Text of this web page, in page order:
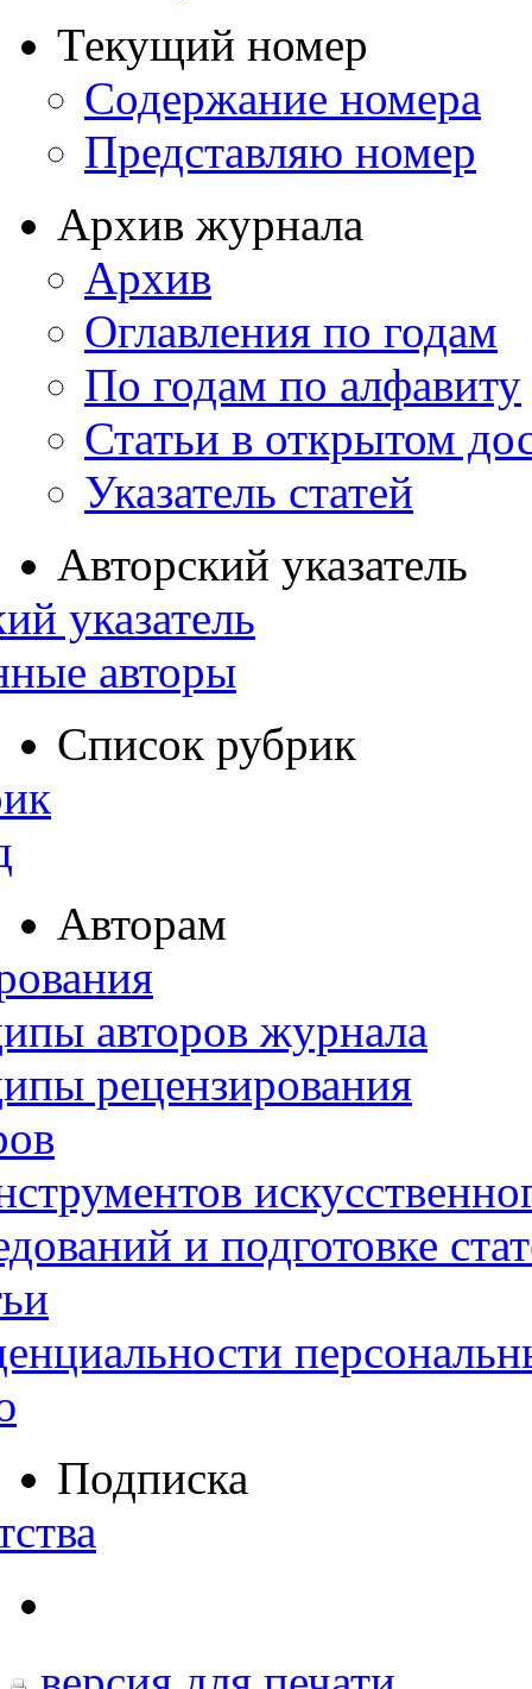
Текущий номер
Содержание номера
Представляю номер
Архив журнала
Архив
Оглавления по годам
По годам по алфавиту
Статьи в открытом
Указатель статей
Авторский указатель
указатель
авторы
Список рубрик
Авторам
авторов журнала
рецензирования
и подготовке
Подписка